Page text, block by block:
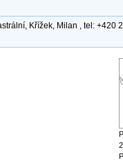
Křížek, Milan , tel: +420